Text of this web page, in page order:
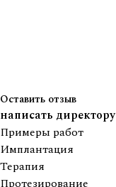
Оставить отзыв
написать директору
Примеры работ
Имплантация
Терапия
Протезирование